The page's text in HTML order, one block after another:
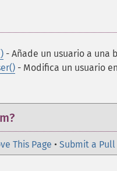
- Añade un usuario a una
- Modifica un usuario
This Page • Submit a